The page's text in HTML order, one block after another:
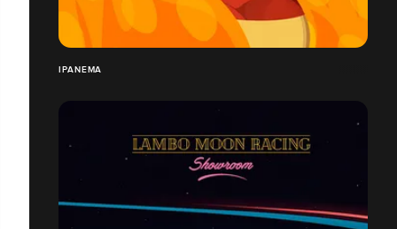
IPANEMA